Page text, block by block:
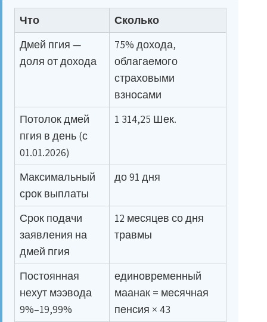
Что
Сколько
Дмей пгия —
доля от дохода
75% дохода,
облагаемого
страховыми
взносами
Потолок дмей
пгия в день (с
01.01.2026)
1 314,25 Шек.
Максимальный
срок выплаты
до 91 дня
Срок подачи
заявления на
дмей пгия
12 месяцев со дня
травмы
Постоянная
нехут мээвода
9%–19,99%
единовременный
маанак = месячная
пенсия × 43